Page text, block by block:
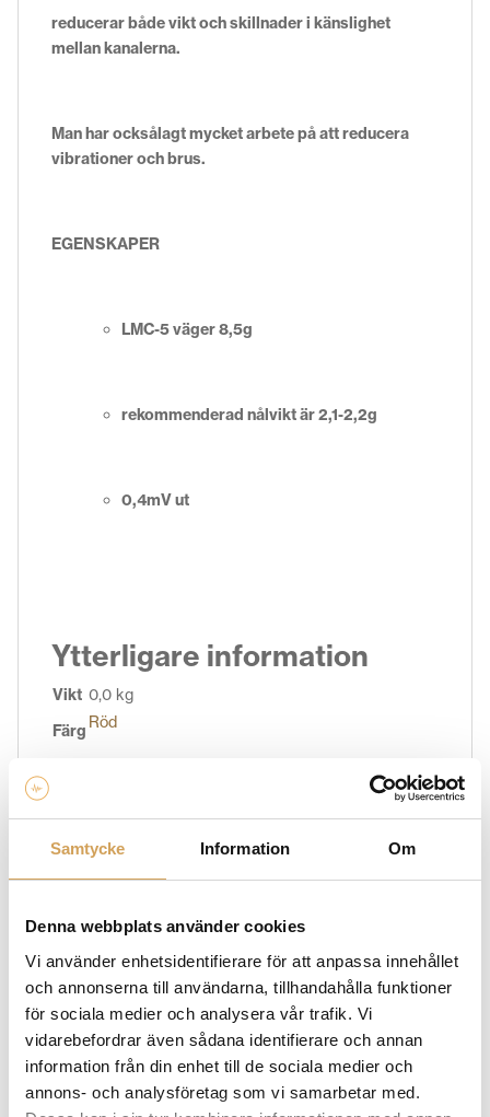
Samtycke Information Om
Denna webbplats använder cookies
Vi använder enhetsidentifierare för att anpassa innehållet
och annonserna till användarna, tillhandahålla funktioner
för sociala medier och analysera vår trafik. Vi
vidarebefordrar även sådana identifierare och annan
information från din enhet till de sociala medier och
annons- och analysföretag som vi samarbetar med.
reducerar både vikt och skillnader i känslighet
mellan kanalerna.
Man har ocksålagt mycket arbete på att reducera
vibrationer och brus.
EGENSKAPER
LMC-5 väger 8,5g
rekommenderad nålvikt är 2,1-2,2g
0,4mV ut
Ytterligare information
Vikt 0,0 kg
Färg Röd
Varumärke
LUXMAN
tradition av att utveckla ljudkomponenter med fokus
på bra ljudkvalitet och stilren design. LUXMAN erbjuder
förstklassiga förstärkare, CD-spelare och
hörlursförstärkare som är skapade med omsorg och
expertis.Produkterna är kända för en varm, naturlig
och balanserad ljudåtergivning som sätter musiken i
centrum och används ofta i stereoanläggningar som
prioriterar lyssning under lång tid och musikalisk